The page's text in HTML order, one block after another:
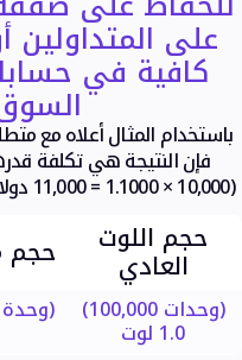
على
كافية في
(10,000 × 1.1000 = 11,000 دولارًا أمريكيًا × 5% = 550 دولارًا أمريكيًا).
حجم اللوت
العادي حجم
(وحدات 100,000)
1.0 لوت